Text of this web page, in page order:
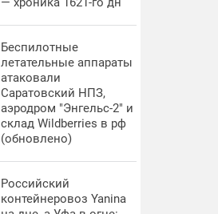
Беспилотные
летательные аппараты
атаковали
Саратовский НПЗ,
аэродром "Энгельс-2" и
склад Wildberries в рф
(обновлено)
Российский
контейнеровоз Yanina